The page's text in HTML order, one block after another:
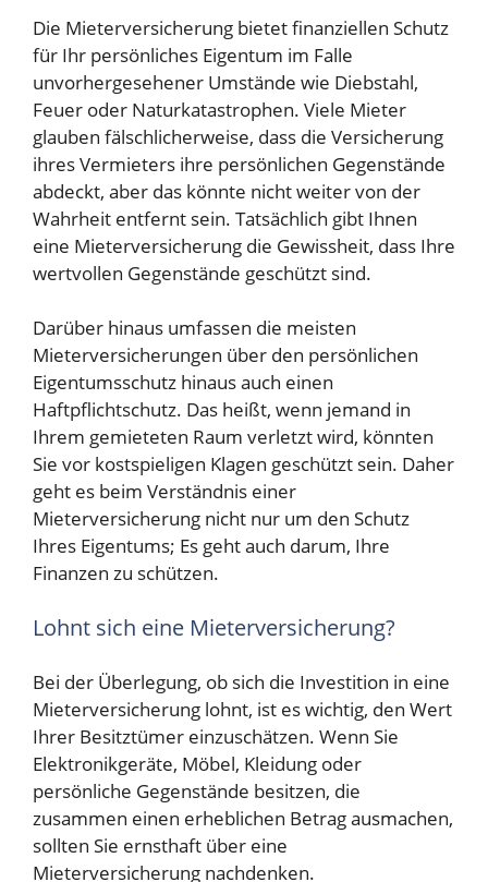
Die Mieterversicherung bietet finanziellen Schutz
für Ihr persönliches Eigentum im Falle
unvorhergesehener Umstände wie Diebstahl,
Feuer oder Naturkatastrophen. Viele Mieter
glauben fälschlicherweise, dass die Versicherung
ihres Vermieters ihre persönlichen Gegenstände
abdeckt, aber das könnte nicht weiter von der
Wahrheit entfernt sein. Tatsächlich gibt Ihnen
eine Mieterversicherung die Gewissheit, dass Ihre
wertvollen Gegenstände geschützt sind.
Darüber hinaus umfassen die meisten
Mieterversicherungen über den persönlichen
Eigentumsschutz hinaus auch einen
Haftpflichtschutz. Das heißt, wenn jemand in
Ihrem gemieteten Raum verletzt wird, könnten
Sie vor kostspieligen Klagen geschützt sein. Daher
geht es beim Verständnis einer
Mieterversicherung nicht nur um den Schutz
Ihres Eigentums; Es geht auch darum, Ihre
Finanzen zu schützen.
Lohnt sich eine Mieterversicherung?
Bei der Überlegung, ob sich die Investition in eine
Mieterversicherung lohnt, ist es wichtig, den Wert
Ihrer Besitztümer einzuschätzen. Wenn Sie
Elektronikgeräte, Möbel, Kleidung oder
persönliche Gegenstände besitzen, die
zusammen einen erheblichen Betrag ausmachen,
sollten Sie ernsthaft über eine
Mieterversicherung nachdenken.